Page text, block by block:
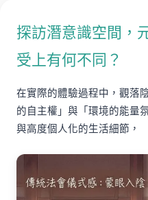
探訪潛意識空間，
受上有何不同？
在實際的體驗過程中，觀落
的自主權」與「環境的能量
與高度個人化的生活細節，